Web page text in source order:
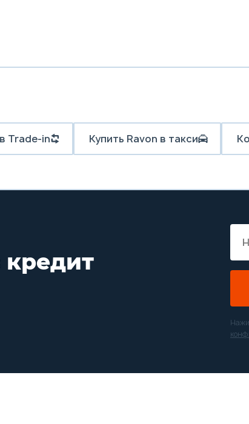
Trade-in Купить Ravon в такси
кредит